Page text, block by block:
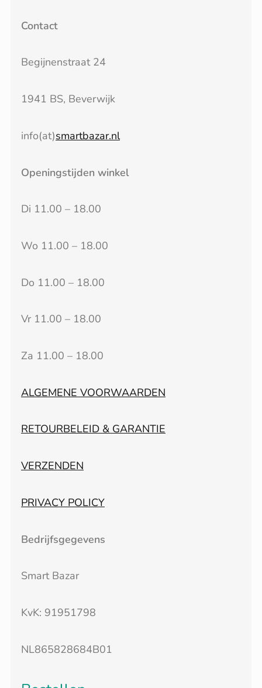
Contact
Begijnenstraat 24
1941 BS, Beverwijk
info(at)smartbazar.nl
Openingstijden winkel
Di 11.00 – 18.00
Wo 11.00 – 18.00
Do 11.00 – 18.00
Vr 11.00 – 18.00
Za 11.00 – 18.00
ALGEMENE VOORWAARDEN
RETOURBELEID & GARANTIE
VERZENDEN
PRIVACY POLICY
Bedrijfsgegevens
Smart Bazar
KvK: 91951798
NL865828684B01